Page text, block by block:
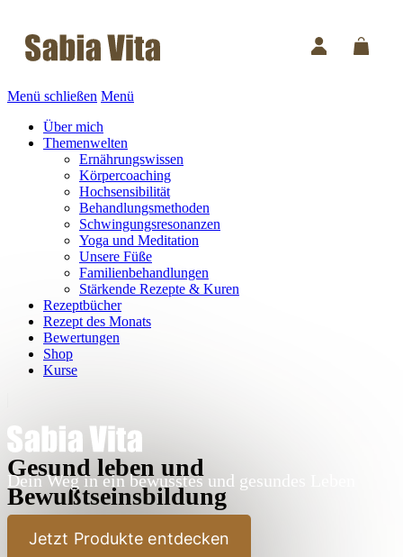
Menü schließen Menü
Über mich
Themenwelten
Ernährungswissen
Körpercoaching
Hochsensibilität
Behandlungsmethoden
Schwingungsresonanzen
Yoga und Meditation
Unsere Füße
Familienbehandlungen
Stärkende Rezepte & Kuren
Rezeptbücher
Rezept des Monats
Bewertungen
Shop
Kurse
Dein Weg in ein bewusstes und gesundes Leben
Jetzt Produkte entdecken
Gesund leben und
Bewußtseinsbildung
Lieber Leser,